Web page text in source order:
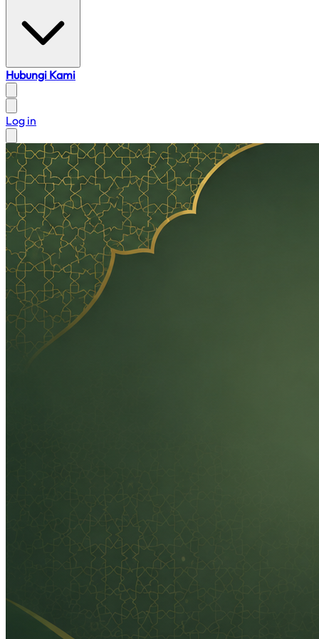
Hubungi Kami
Log in